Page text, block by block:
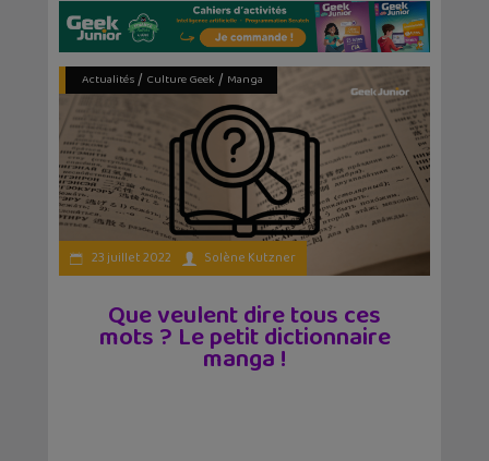
Actualités/ Culture Geek / Manga
23 juillet 2022 Solène Kutzner
Que veulent dire tous ces
mots ? Le petit dictionnaire
manga !